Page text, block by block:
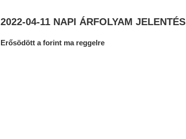
2022-04-11 NAPI ÁRFOLYAM JELENTÉS
Erősödött a forint ma reggelre